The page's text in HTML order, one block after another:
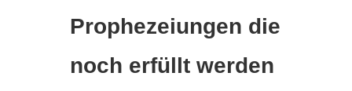
Prophezeiungen die
noch erfüllt werden